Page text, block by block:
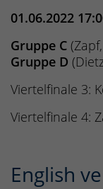
01.06.2022
Gruppe C
Gruppe D
Viertelfinale 3:
Viertelfinale 4:
English